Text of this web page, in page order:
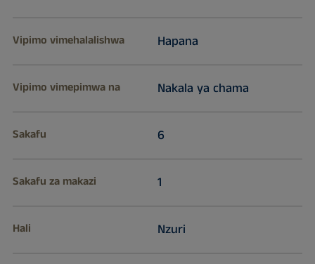
Vipimo vimehalalishwa Hapana
Vipimo vimepimwa na Nakala ya chama
Sakafu 6
Sakafu za makazi 1
Hali Nzuri